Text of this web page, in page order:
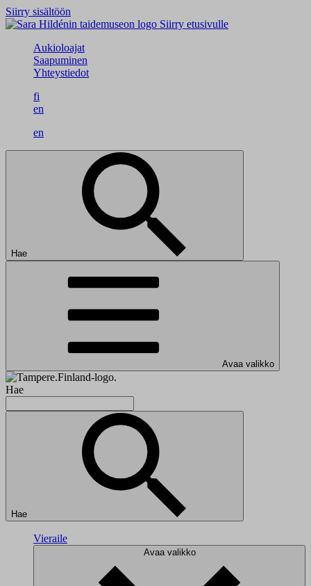
Siirry sisältöön
Siirry etusivulle
Aukioloajat
Saapuminen
Yhteystiedot
fi
en
en
Hae
Avaa valikko
Hae
Hae
Vieraile
Avaa valikko